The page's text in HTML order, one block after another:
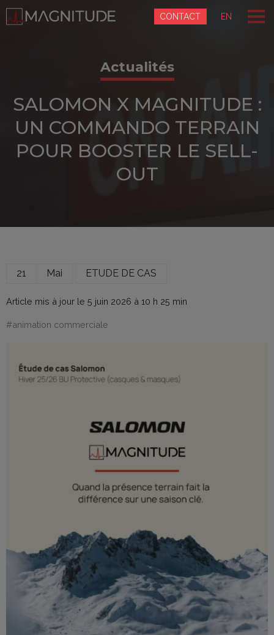
Panneau de gestion des cookies
CONTACT EN
Actualités
SALOMON X MAGNITUDE :
UN COMMANDO TERRAIN
POUR BOOSTER LE SELL-
OUT
21 Mai ETUDE DE CAS
Article mis à jour le 5 juin 2026 à 10 h 25 min
#animation commerciale